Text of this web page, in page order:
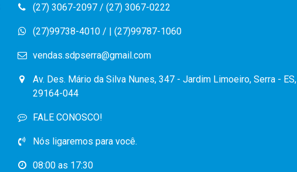
(27) 3067-2097 / (27) 3067-0222
(27)99738-4010 / | (27)99787-1060
vendas.sdpserra@gmail.com
Av. Des. Mário da Silva Nunes, 347 - Jardim Limoeiro, Serra - ES,
29164-044
FALE CONOSCO!
Nós ligaremos para você.
08:00 as 17:30